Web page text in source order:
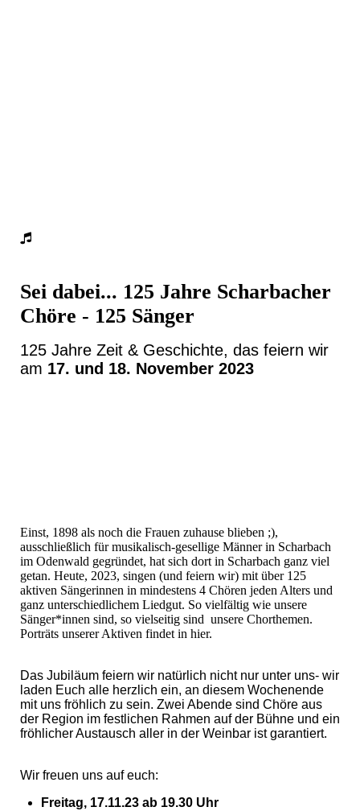
Sei dabei... 125 Jahre Scharbacher
Chöre - 125 Sänger
125 Jahre Zeit & Geschichte, das feiern wir
am 17. und 18. November 2023
Einst, 1898 als noch die Frauen zuhause blieben ;),
ausschließlich für musikalisch-gesellige Männer in Scharbach
im Odenwald gegründet, hat sich dort in Scharbach ganz viel
getan. Heute, 2023, singen (und feiern wir) mit über 125
aktiven Sängerinnen in mindestens 4 Chören jeden Alters und
ganz unterschiedlichem Liedgut. So vielfältig wie unsere
Sänger*innen sind, so vielseitig sind unsere Chorthemen.
Porträts unserer Aktiven findet in hier.
Das Jubiläum feiern wir natürlich nicht nur unter uns- wir
laden Euch alle herzlich ein, an diesem Wochenende
mit uns fröhlich zu sein. Zwei Abende sind Chöre aus
der Region im festlichen Rahmen auf der Bühne und ein
fröhlicher Austausch aller in der Weinbar ist garantiert.
Wir freuen uns auf euch:
Freitag, 17.11.23 ab 19.30 Uhr